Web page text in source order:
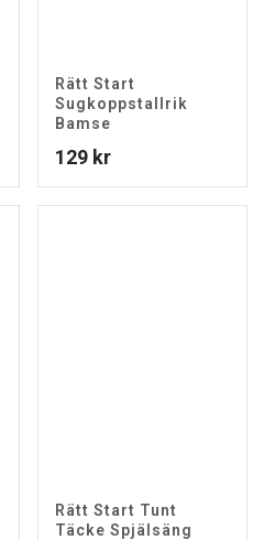
Rätt Start
Sugkoppstallrik
Bamse
129 kr
Rätt Start Tunt
Täcke Spjälsäng